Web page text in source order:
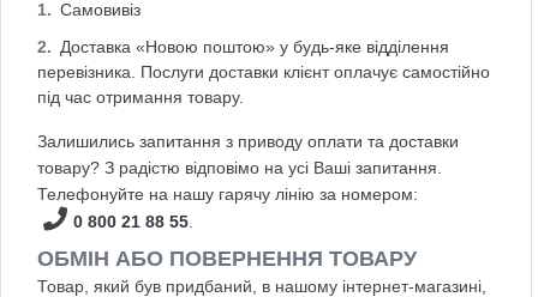
Самовивіз
Доставка «Новою поштою» у будь-яке відділення
перевізника. Послуги доставки клієнт оплачує самостійно
під час отримання товару.
Залишились запитання з приводу оплати та доставки
товару? З радістю відповімо на усі Ваші запитання.
Телефонуйте на нашу гарячу лінію за номером:
0 800 21 88 55
ОБМІН АБО ПОВЕРНЕННЯ ТОВАРУ
Товар, який був придбаний, в нашому інтернет-магазині,